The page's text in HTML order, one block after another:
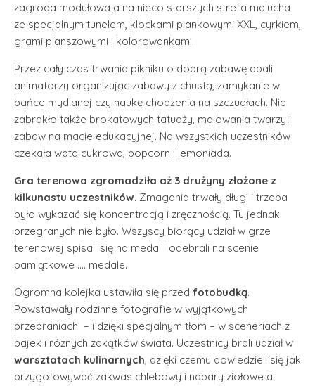
zagroda modułowa a na nieco starszych strefa malucha
ze specjalnym tunelem, klockami piankowymi XXL, cyrkiem,
grami planszowymi i kolorowankami.
Przez cały czas trwania pikniku o dobrą zabawę dbali
animatorzy organizując zabawy z chustą, zamykanie w
bańce mydlanej czy naukę chodzenia na szczudłach. Nie
zabrakło także brokatowych tatuaży, malowania twarzy i
zabaw na macie edukacyjnej. Na wszystkich uczestników
czekała wata cukrowa, popcorn i lemoniada.
Gra terenowa zgromadziła aż 3 drużyny złożone z
kilkunastu uczestników. Zmagania trwały długi i trzeba
było wykazać się koncentracją i zręcznością. Tu jednak
przegranych nie było. Wszyscy biorący udział w grze
terenowej spisali się na medal i odebrali na scenie
pamiątkowe …. medale.
Ogromna kolejka ustawiła się przed fotobudką.
Powstawały rodzinne fotografie w wyjątkowych
przebraniach – i dzięki specjalnym tłom – w sceneriach z
bajek i różnych zakątków świata. Uczestnicy brali udział w
warsztatach kulinarnych, dzięki czemu dowiedzieli się jak
przygotowywać zakwas chlebowy i napary ziołowe a